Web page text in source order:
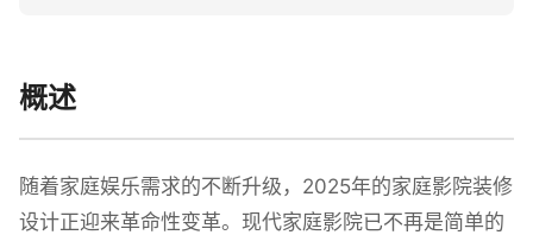
概述
随着家庭娱乐需求的不断升级，2025年的家庭影院装修
设计正迎来革命性变革。现代家庭影院已不再是简单的